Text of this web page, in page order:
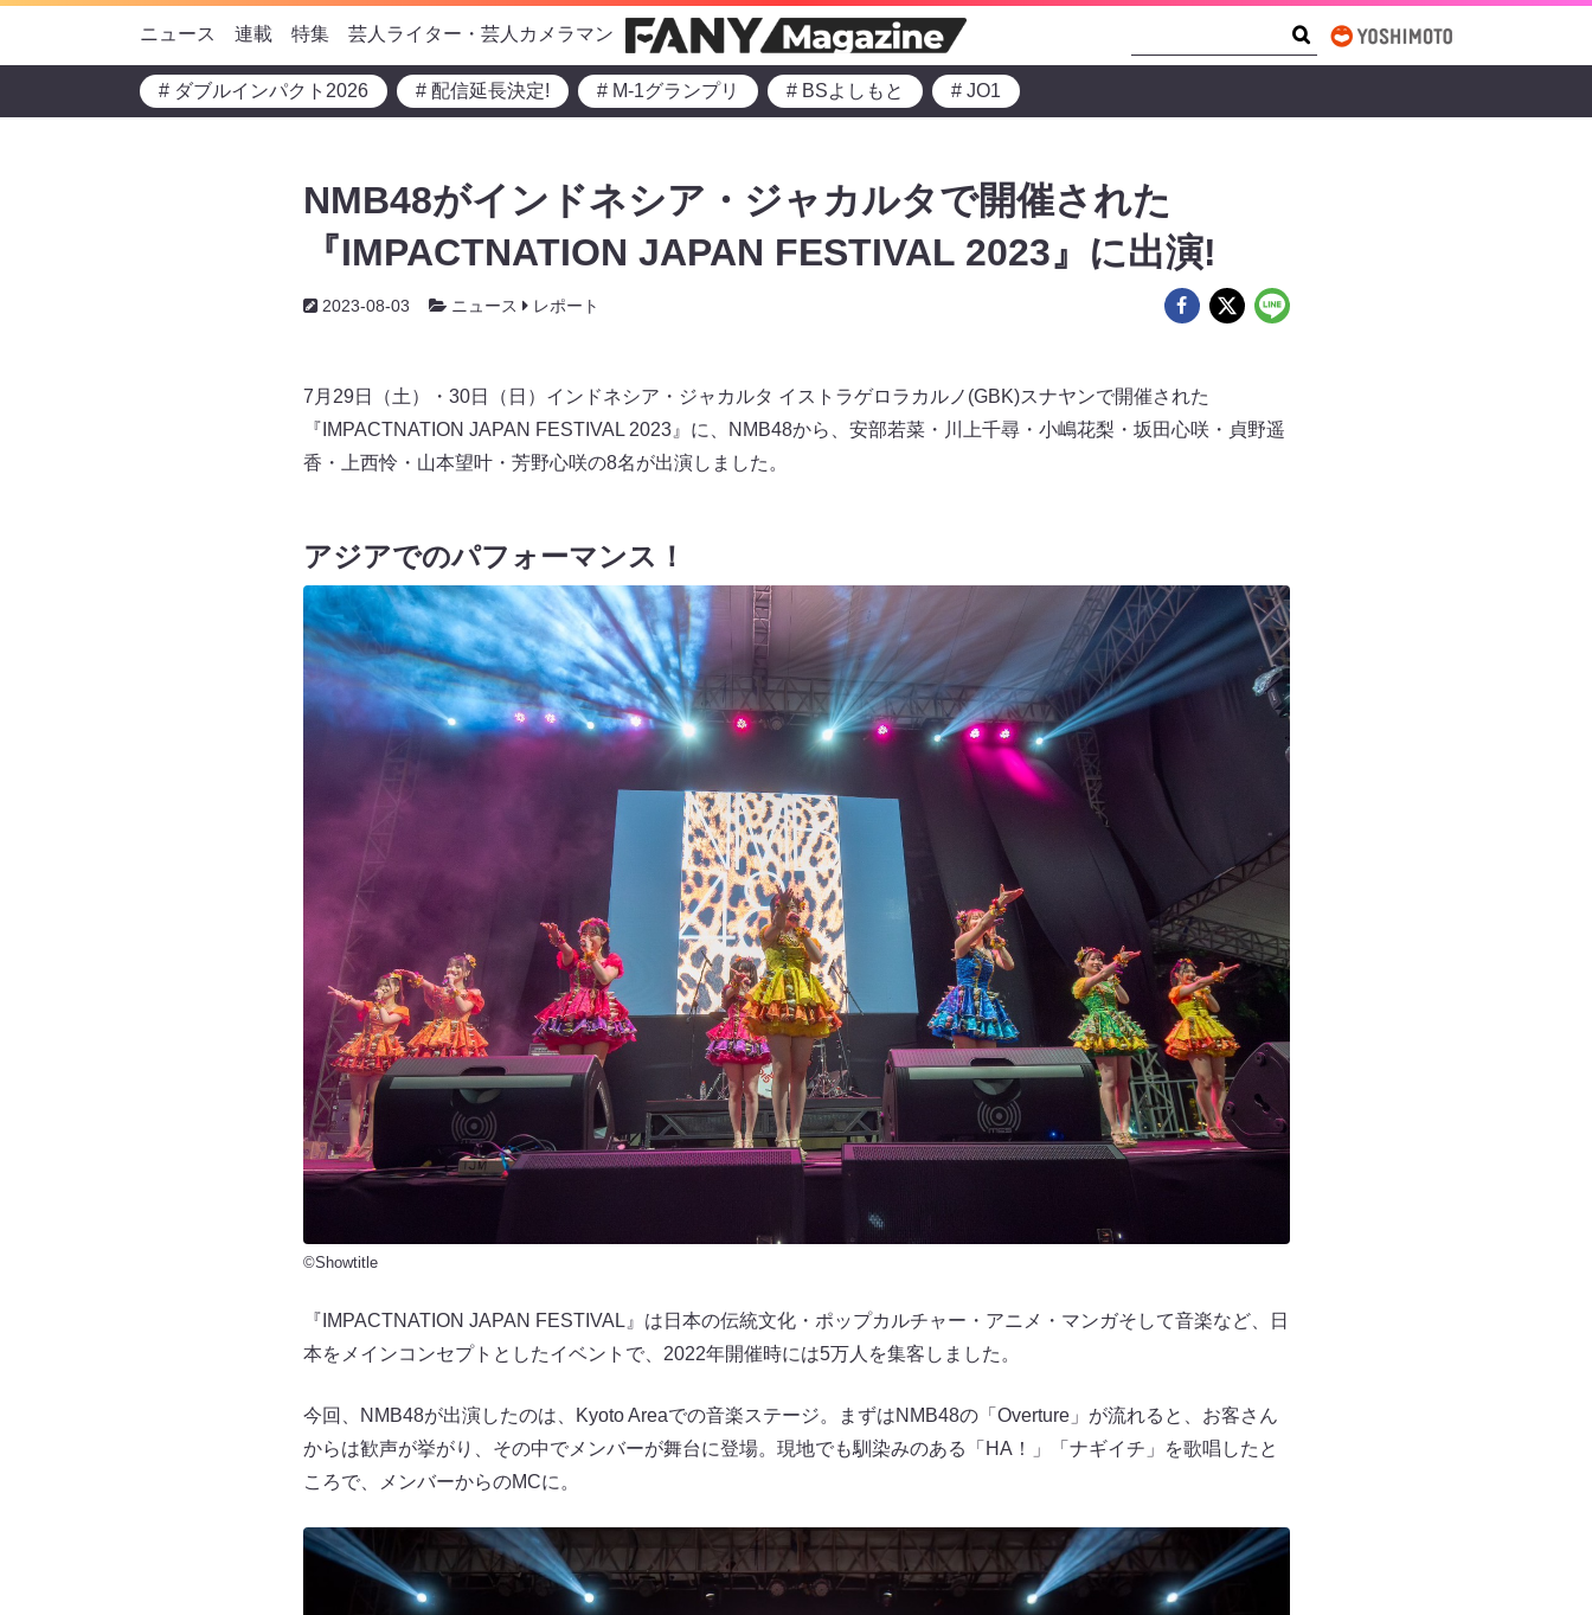
ニュース 連載 特集 芸人ライター・芸人カメラマン
# ダブルインパクト2026 # 配信延長決定! # M-1グランプリ # BSよしもと # JO1
NMB48がインドネシア・ジャカルタで開催された
『IMPACTNATION JAPAN FESTIVAL 2023』に出演!
2023-08-03 ニュース レポート
7月29日（土）・30日（日）インドネシア・ジャカルタ イストラゲロラカルノ(GBK)スナヤンで開催された
『IMPACTNATION JAPAN FESTIVAL 2023』に、NMB48から、安部若菜・川上千尋・小嶋花梨・坂田心咲・貞野遥
香・上西怜・山本望叶・芳野心咲の8名が出演しました。
アジアでのパフォーマンス！
©Showtitle
『IMPACTNATION JAPAN FESTIVAL』は日本の伝統文化・ポップカルチャー・アニメ・マンガそして音楽など、日
本をメインコンセプトとしたイベントで、2022年開催時には5万人を集客しました。
今回、NMB48が出演したのは、Kyoto Areaでの音楽ステージ。まずはNMB48の「Overture」が流れると、お客さん
からは歓声が挙がり、その中でメンバーが舞台に登場。現地でも馴染みのある「HA！」「ナギイチ」を歌唱したと
ころで、メンバーからのMCに。